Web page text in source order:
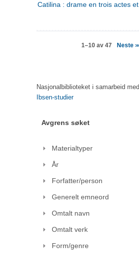
Catilina : drame en trois actes
1–10 av 47 Neste>>
Nasjonalbiblioteket i samarbeid med
Ibsen-studier
Avgrens søket
Materialtyper
År
Forfatter/person
Generelt emneord
Omtalt navn
Omtalt verk
Form/genre